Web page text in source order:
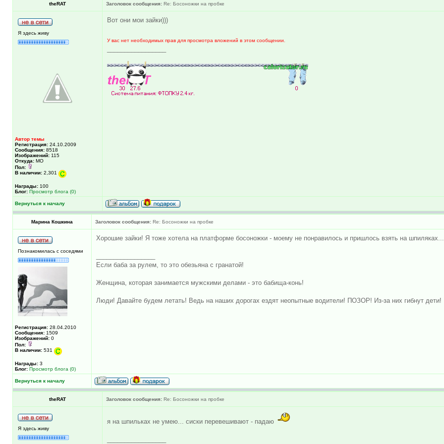
theRAT Заголовок сообщения: Re: Босоножки на пробке
Я здесь живу
Автор темы
Регистрация: 24.10.2009
Сообщения: 8518
Изображений: 115
Откуда: МО
Пол:
В наличии: 2,301
Награды: 100
Блог: Просмотр блога (0)
Вот они мои зайки)))
У вас нет необходимых прав для просмотра вложений в этом сообщении.
Вернуться к началу
Марина Кошкина Заголовок сообщения: Re: Босоножки на пробке
Познакомилась с соседями
Регистрация: 28.04.2010
Сообщения: 1509
Изображений: 0
Пол:
В наличии: 531
Награды: 3
Блог: Просмотр блога (0)
Хорошие зайки! Я тоже хотела на платформе босоножки - моему не понравилось и пришлось взять на шпиляках...
Если баба за рулем, то это обезьяна с гранатой!
Женщина, которая занимается мужскими делами - это бабища-конь!
Люди! Давайте будем летать! Ведь на наших дорогах ездят неопытные водители! ПОЗОР! Из-за них гибнут дети!
Вернуться к началу
theRAT Заголовок сообщения: Re: Босоножки на пробке
Я здесь живу
я на шпильках не умею... сиски перевешивают - падаю